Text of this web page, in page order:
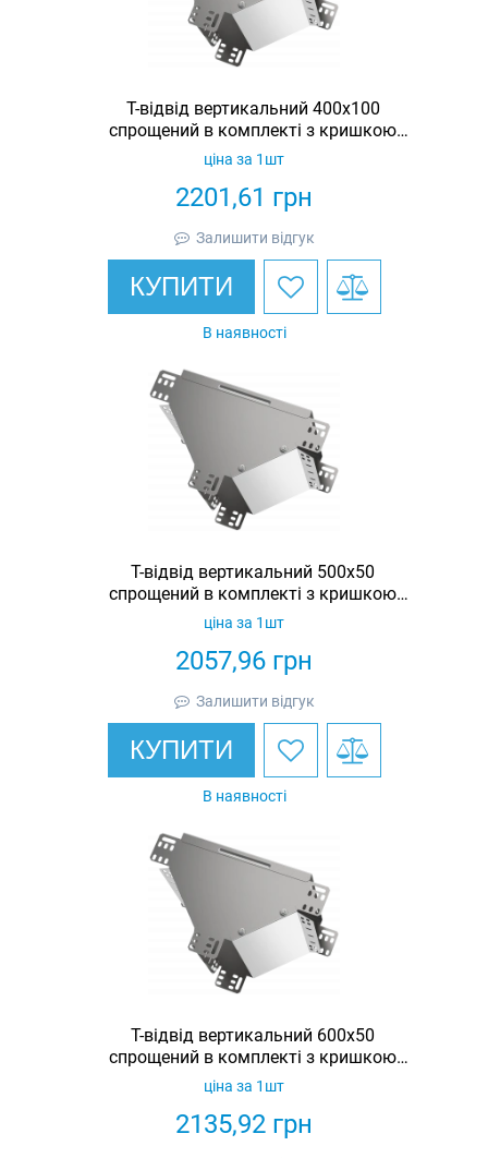
Т-відвід вертикальний 400х100
спрощений в комплекті з кришкою
IEK
2201,61 грн
ціна за 1шт
Залишити відгук
КУПИТИ
В наявності
Т-відвід вертикальний 500х50
спрощений в комплекті з кришкою
IEK
2057,96 грн
ціна за 1шт
Залишити відгук
КУПИТИ
В наявності
Т-відвід вертикальний 600х50
спрощений в комплекті з кришкою
IEK
2135,92 грн
ціна за 1шт